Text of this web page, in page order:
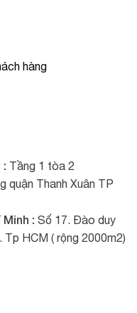
hàng
: Tầng 1 tòa 2
quận Thanh Xuân TP
: Số 17. Đào duy
Tp HCM ( rộng 2000m2)